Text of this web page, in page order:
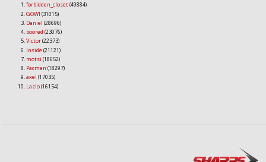
forbidden_closet(49884)
GOWI (31015)
Daniel (28696)
boored (23076)
Victor(22373)
Inside (21121)
motsi (18652)
Pacman (18297)
axel (17035)
Lazlo(16154)